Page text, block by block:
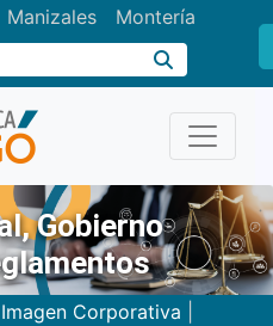
Manizales Montería
Gobierno
Imagen Corporativa